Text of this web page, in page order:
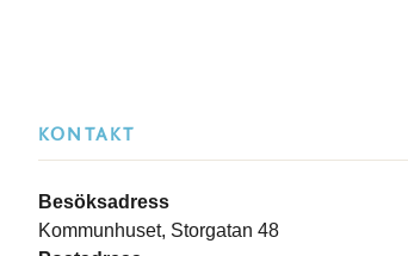
KONTAKT
Besöksadress
Kommunhuset, Storgatan 48